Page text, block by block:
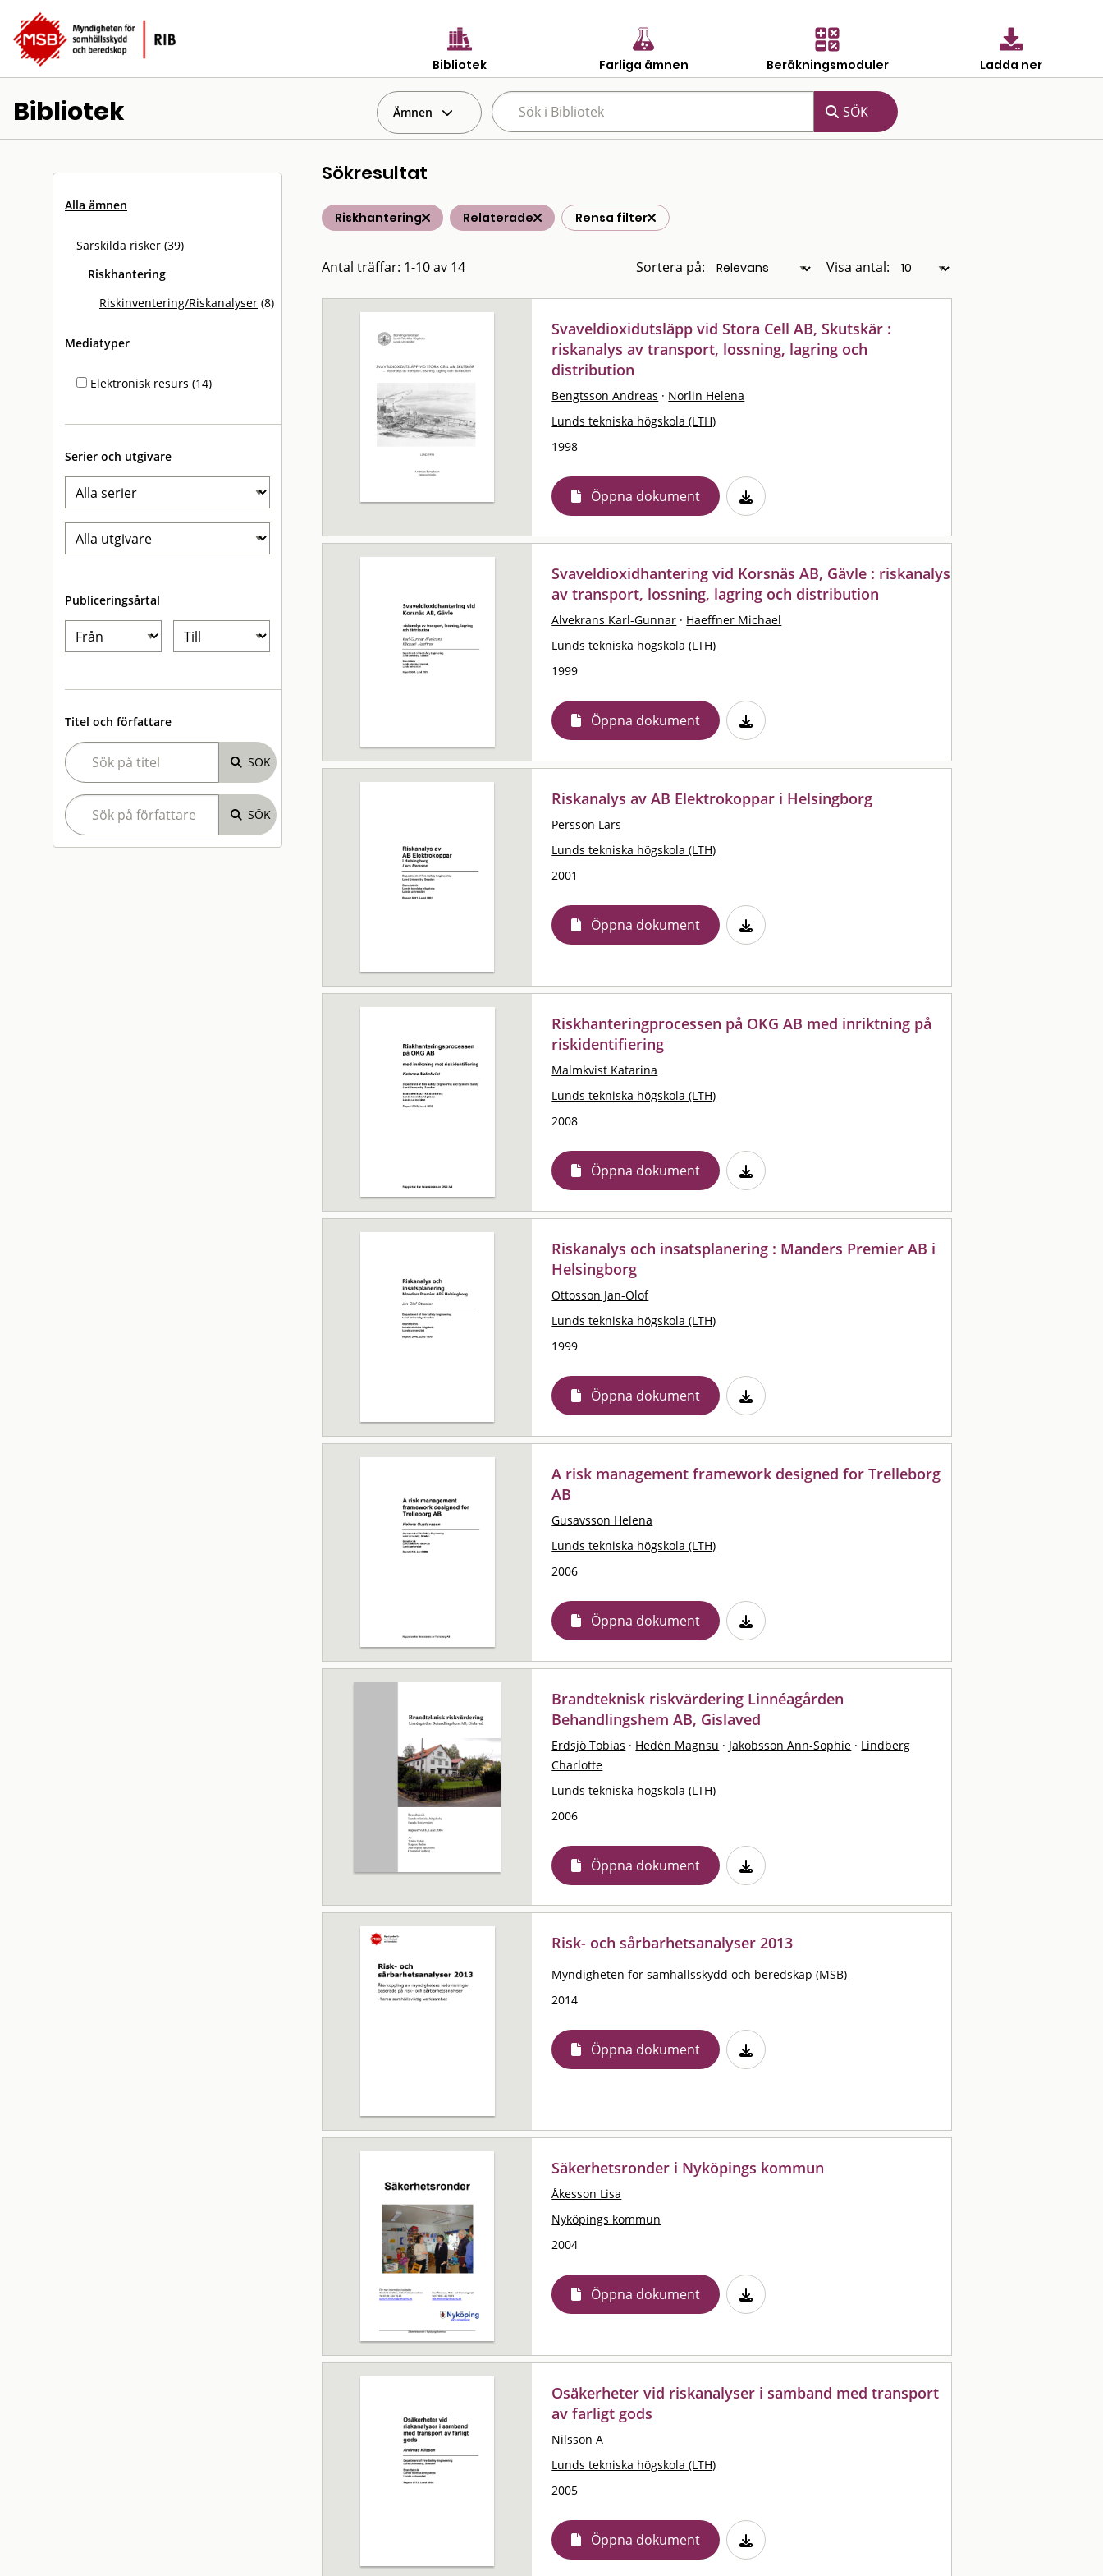
Bibliotek Farliga ämnen Beräkningsmoduler Ladda ner
Bibliotek Ämnen
Alla ämnen
Särskilda risker (39)
Riskhantering
Riskinventering/Riskanalyser (8)
Mediatyper
Elektronisk resurs (14)
Serier och utgivare
Publiceringsårtal
Titel och författare
Sökresultat
Riskhantering Relaterade Rensa filter
Antal träffar: 1-10 av 14 Sortera på: Visa antal:
Svaveldioxidutsläpp vid Stora Cell AB, Skutskär :
riskanalys av transport, lossning, lagring och
distribution
Bengtsson Andreas · Norlin Helena
Lunds tekniska högskola (LTH)
1998
Öppna dokument
Svaveldioxidhantering vid Korsnäs AB, Gävle : riskanalys
av transport, lossning, lagring och distribution
Alvekrans Karl-Gunnar · Haeffner Michael
Lunds tekniska högskola (LTH)
1999
Öppna dokument
Riskanalys av AB Elektrokoppar i Helsingborg
Persson Lars
Lunds tekniska högskola (LTH)
2001
Öppna dokument
Riskhanteringprocessen på OKG AB med inriktning på
riskidentifiering
Malmkvist Katarina
Lunds tekniska högskola (LTH)
2008
Öppna dokument
Riskanalys och insatsplanering : Manders Premier AB i
Helsingborg
Ottosson Jan-Olof
Lunds tekniska högskola (LTH)
1999
Öppna dokument
A risk management framework designed for Trelleborg
AB
Gusavsson Helena
Lunds tekniska högskola (LTH)
2006
Öppna dokument
Brandteknisk riskvärdering Linnéagården
Behandlingshem AB, Gislaved
Erdsjö Tobias · Hedén Magnsu · Jakobsson Ann-Sophie · Lindberg
Charlotte
Lunds tekniska högskola (LTH)
2006
Öppna dokument
Risk- och sårbarhetsanalyser 2013
Myndigheten för samhällsskydd och beredskap (MSB)
2014
Öppna dokument
Säkerhetsronder i Nyköpings kommun
Åkesson Lisa
Nyköpings kommun
2004
Öppna dokument
Osäkerheter vid riskanalyser i samband med transport
av farligt gods
Nilsson A
Lunds tekniska högskola (LTH)
2005
Öppna dokument